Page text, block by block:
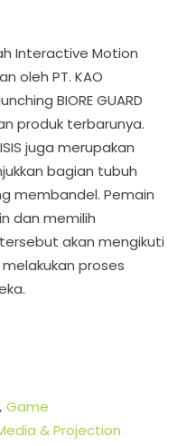
Interactive Motion
oleh PT. KAO
BIORE GUARD
produk terbarunya.
juga merupakan
bagian tubuh
membandel. Pemain
dan memilih
akan mengikuti
proses
Game
& Projection